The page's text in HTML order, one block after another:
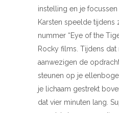
instelling en je
Karsten speelde tijdens
nummer “Eye of the
Rocky films. Tijdens
aanwezigen de
steunen op je
je lichaam gestrekt
dat vier minuten lang.